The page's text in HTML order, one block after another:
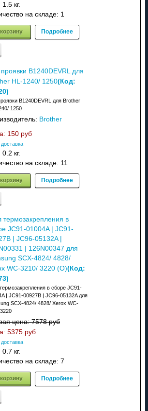
1.5 кг.
на складе: 1
Подробнее
B1240DEVRL для
HL-1240/ 1250(Код:
)
B1240DEVRL для Brother
1250
Brother
150 руб
доставка
0.2 кг.
на складе: 11
Подробнее
термозакрепления в
JC91-01004A | JC91-
| JC96-05132A |
| 126N00347 для
SCX-4824/ 4828/
WC-3210/ 3220 (O)(Код:
)
в сборе JC91-
| JC91-00927B | JC96-05132A для
SCX-4824/ 4828/ Xerox WC-
цена:7578 руб
5375 руб
доставка
0.7 кг.
на складе: 7
Подробнее